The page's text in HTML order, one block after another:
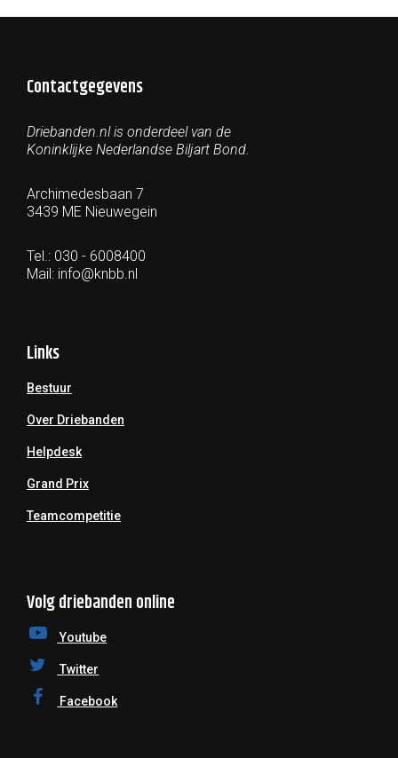
Contactgegevens
Driebanden.nl is onderdeel van de
Koninklijke Nederlandse Biljart Bond.
Archimedesbaan 7
3439 ME Nieuwegein
Tel.: 030 - 6008400
Mail: info@knbb.nl
Links
Bestuur
Over Driebanden
Helpdesk
Grand Prix
Teamcompetitie
Volg driebanden online
Youtube
Twitter
Facebook